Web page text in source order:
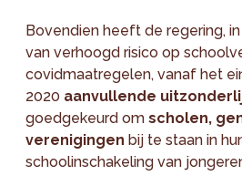
Bovendien heeft de regering,
van verhoogd risico op
covidmaatregelen, vanaf het
2020 aanvullende
goedgekeurd omscholen,
verenigingen bij te staan in
schoolinschakeling van